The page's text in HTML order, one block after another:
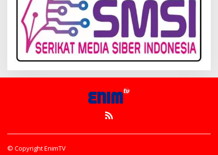
© Copyright EnimTV